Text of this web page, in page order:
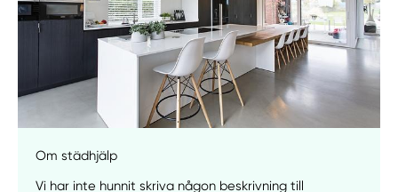
Om städhjälp
Vi har inte hunnit skriva någon beskrivning till